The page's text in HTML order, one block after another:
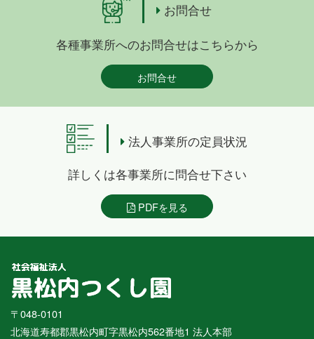
お問合せ
各種事業所へのお問合せはこちらから
お問合せ
法人事業所の定員状況
詳しくは各事業所に問合せ下さい
PDFを見る
〒048-0101
北海道寿都郡黒松内町字黒松内562番地1 法人本部